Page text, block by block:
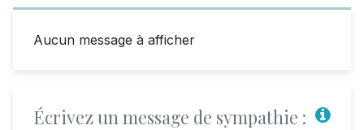
Aucun message à afficher
Écrivez un message de sympathie :